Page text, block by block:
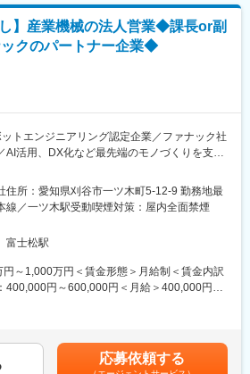
設計から製造・据付まで一貫して対応できる
ます。トヨタ自動車をはじめとする大手メー
実績に加え、近年は「脱レガシー」を掲げた
注力。安定した基盤と成長性の両立が実現で
えて働ける環境
度と安定した就業環境
定める業務
の生活を支える制御システムを開発してお
水処理施設で活用されている監視制御装置な
で
との共同研究が進み、次世代エネルギー分野
います。
に携わることができ、工期は2週間程度、受
上で、お客様と予算や工期などの折衝に責任
す。
プラント設備にチャレンジでき、これまでの
が実現できます。
歴史を誇り、九州電力や九電工、西日本鉄道
】産業機械の法人営業◆課長or副
クのパートナー企業◆
トエンジニアリング認定企業／ファナック社
AI活用、DX化など最先端のモノづくりを支え
の唯一の代理店として認可されている同社に
システムに関して、トヨタ、ホンダ等の自動
客の課題に対して解決提案営業、およびメン
ご担当いただきます。
部門や現場の方と打合せを行い、搬送機やダ
いロボット導入の提案、アフターフォロー。
住所：愛知県刈谷市一ツ木町5-12-9 勤務地最
線／一ツ木駅受動喫煙対策：屋内全面禁煙
富士松駅
円～1,000万円＜賃金形態＞月給制＜賃金内訳
400,000円～600,000円＜月給＞400,000円～
表記です。
応募依頼する